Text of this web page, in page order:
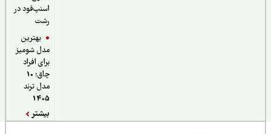
اسنپ‌فود در
بهترین
مدل شومیز
برای افراد
چاق؛ 10
مدل ترند